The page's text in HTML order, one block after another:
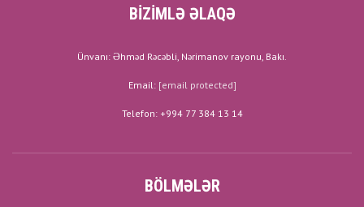
BİZİMLƏ ƏLAQƏ
Ünvanı: Əhməd Rəcəbli, Nərimanov rayonu, Bakı.
Email: [email protected]
Telefon: +994 77 384 13 14
BÖLMƏLƏR